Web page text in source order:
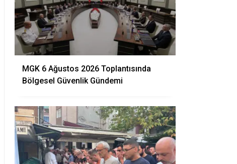
MGK 6 Ağustos 2026 Toplantısında
Bölgesel Güvenlik Gündemi